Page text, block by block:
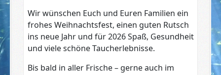
Wir wünschen Euch und Euren Familien ein
frohes Weihnachtsfest, einen guten Rutsch
ins neue Jahr und für 2026 Spaß, Gesundheit
und viele schöne Taucherlebnisse.
Bis bald in aller Frische – gerne auch im